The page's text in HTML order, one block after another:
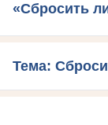
«Сбросить
Тема: